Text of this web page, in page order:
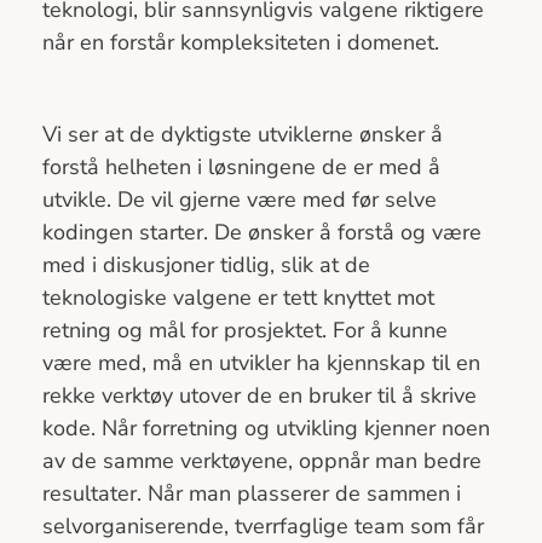
teknologi, blir sannsynligvis valgene riktigere
når en forstår kompleksiteten i domenet.
Vi ser at de dyktigste utviklerne ønsker å
forstå helheten i løsningene de er med å
utvikle. De vil gjerne være med før selve
kodingen starter. De ønsker å forstå og være
med i diskusjoner tidlig, slik at de
teknologiske valgene er tett knyttet mot
retning og mål for prosjektet. For å kunne
være med, må en utvikler ha kjennskap til en
rekke verktøy utover de en bruker til å skrive
kode. Når forretning og utvikling kjenner noen
av de samme verktøyene, oppnår man bedre
resultater. Når man plasserer de sammen i
selvorganiserende, tverrfaglige team som får